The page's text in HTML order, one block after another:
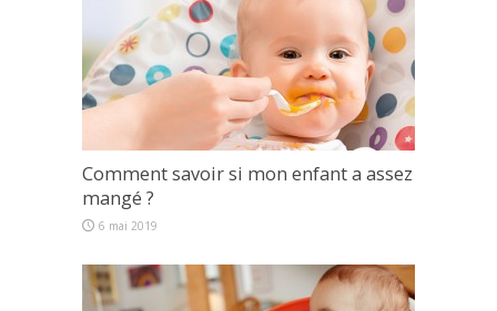
Comment savoir si mon enfant a assez
mangé ?
6 mai 2019